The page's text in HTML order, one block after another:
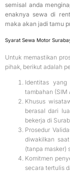
semisal anda
enaknya sewa di
maka akan jadi tamu
Syarat Sewa Motor
Untuk memastikan
pihak, berikut adalah
Identitas
tambahan (SIM
Khusus
berasal dari
bekerja di
Prosedur
diwakilkan
(tanpa masker)
Komitmen
secara tertulis